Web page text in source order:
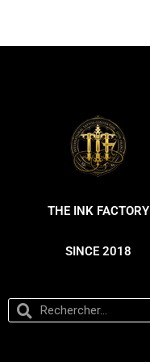
THE INK FACTORY
SINCE 2018